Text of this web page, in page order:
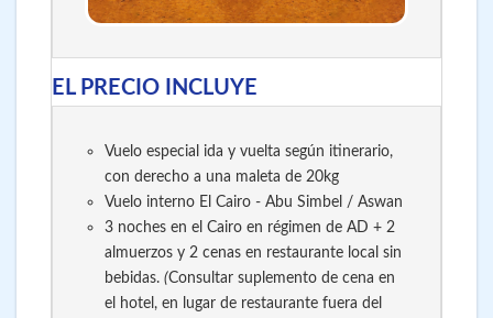
EL PRECIO INCLUYE
Vuelo especial ida y vuelta según itinerario,
con derecho a una maleta de 20kg
Vuelo interno El Cairo - Abu Simbel / Aswan
3 noches en el Cairo en régimen de AD + 2
almuerzos y 2 cenas en restaurante local sin
bebidas. (Consultar suplemento de cena en
el hotel, en lugar de restaurante fuera del